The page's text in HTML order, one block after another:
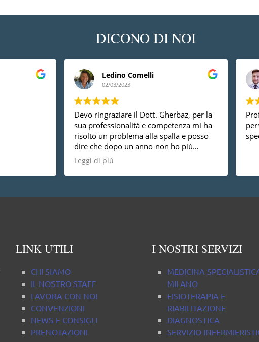
DICONO DI NOI
Ledino Comelli
02/03/2023
Devo ringraziare il Dott. Gherbaz, per la
sua professionalità e competenza mi ha
risolto un problema alla spalla e posso
dire che dopo un anno non ho più
nessun dolore, vorrei anche dire che è
una persona molto disponibile cosa non
da tutti.
Leggi di più
LINK UTILI
CHI SIAMO
IL NOSTRO STAFF
LAVORA CON NOI
CONVENZIONI
NEWS E CONSIGLI
PRENOTAZIONI
I NOSTRI SERVIZI
MEDICINA
MILANO
FISIOTERAPIA E
RIABILITAZIONE
DIAGNOSTICA
SERVIZIO